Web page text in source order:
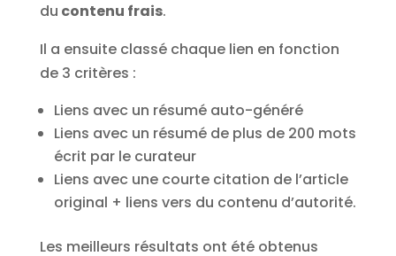
du contenu frais.
Il a ensuite classé chaque lien en fonction
de 3 critères :
Liens avec un résumé auto-généré
Liens avec un résumé de plus de 200 mots
écrit par le curateur
Liens avec une courte citation de l’article
original + liens vers du contenu d’autorité.
Les meilleurs résultats ont été obtenus